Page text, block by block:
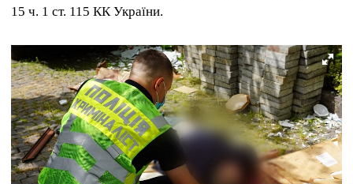
15 ч. 1 ст. 115 КК України.